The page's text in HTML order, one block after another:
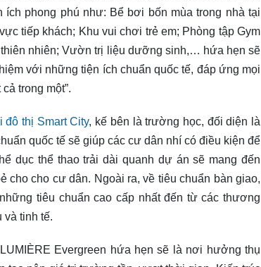
phong phú như: Bể bơi bốn mùa trong nhà tại
tiếp khách; Khu vui chơi trẻ em; Phòng tập Gym
thiên nhiên; Vườn trị liệu dưỡng sinh,… hứa hẹn sẽ
với những tiện ích chuẩn quốc tế, đáp ứng mọi
trong một”.
đô thị Smart City, kế bên là trường học, đối diện là
quốc tế sẽ giúp các cư dân nhí có điều kiện để
dục thể thao trải dài quanh dự án sẽ mang đến
cho cư dân. Ngoài ra, về tiêu chuẩn bàn giao,
tiêu chuẩn cao cấp nhất đến từ các thương
và tinh tế.
Evergreen hứa hẹn sẽ là nơi hưởng thụ